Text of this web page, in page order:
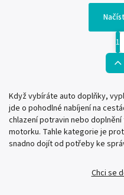
1
Když vybíráte auto doplňky,
jde o pohodlné nabíjení na
chlazení potravin nebo
motorku. Tahle kategorie je
snadno dojít od potřeby ke
Chci se